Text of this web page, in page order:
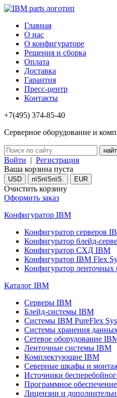
Главная
О нас
О конфигураторе
Решения и сборка
Оплата
Доставка
Гарантия
Пресс-центр
Контакты
+7(495) 374-85-40
Серверное оборудование и
Войти | Регистрация
Ваша корзина пуста
USD пїЅпїЅпїЅ. EUR
Очистить корзину
Оформить заказ
Конфигуратор IBM
Конфигуратор серверов
Конфигуратор блейд-
Конфигуратор СХД IBM
Конфигуратор IBM Flex
Конфигуратор ленточных
Каталог IBM
Серверы IBM
Блейд-системы IBM
Системы IBM PureFlex
Системы хранения
Сетевое оборудование
Ленточные системы IBM
Комплектующие IBM
Северные шкафы и
Источники
Программное
Лицензии и